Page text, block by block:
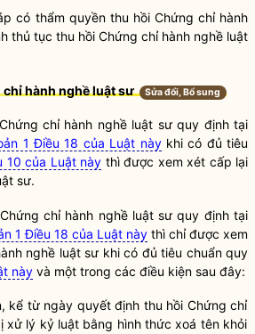
có thẩm quyềnthu hồi Chứng chỉ hành
thủ tục thu hồi Chứng chỉ hành nghề luật
chỉhành nghềluật sư Sửa đổi, Bổ sung
chỉ hành nghề luật sưquy định tại
1 Điều 18 của Luật nàykhi có đủ tiêu
10 của Luật này thì được xem xét cấp lại
sư.
chỉ hành nghề luật sư quy định tại
1 Điều 18 của Luật này thì chỉ được xem
nghề luật sư khi có đủ tiêu chuẩn quy
này và một trong các điều kiện sau đây:
kể từ ngày quyết định thu hồi Chứng chỉ
xử lý kỷ luật bằng hình thức xoá tên khỏi